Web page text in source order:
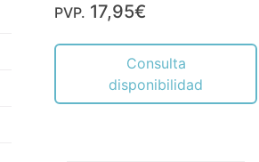
PVP. 17,95€
Consulta
disponibilidad